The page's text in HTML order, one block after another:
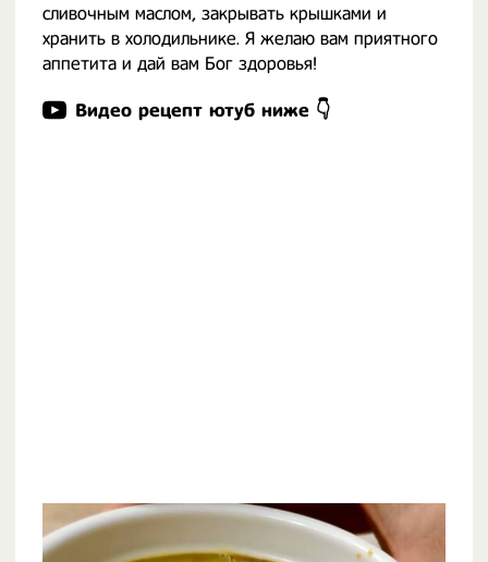
сливочным маслом, закрывать крышками и
хранить в холодильнике. Я желаю вам приятного
аппетита и дай вам Бог здоровья!
Видео рецепт ютуб ниже 👇